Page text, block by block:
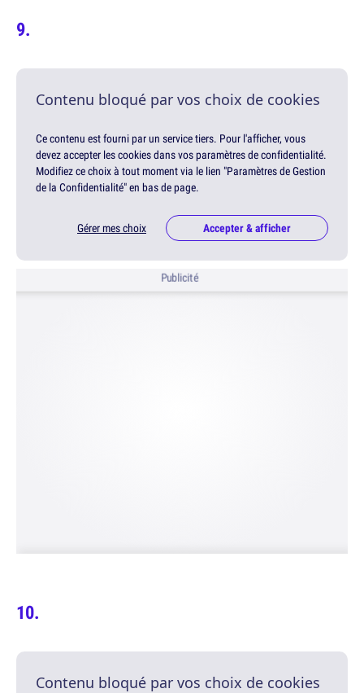
Contenu bloqué par vos choix de cookies
Ce contenu est fourni par un service tiers. Pour l'afficher, vous
devez accepter les cookies dans vos paramètres de confidentialité.
Modifiez ce choix à tout moment via le lien "Paramètres de Gestion
de la Confidentialité" en bas de page.
Gérer mes choix Accepter & afficher
Publicité
Contenu bloqué par vos choix de cookies